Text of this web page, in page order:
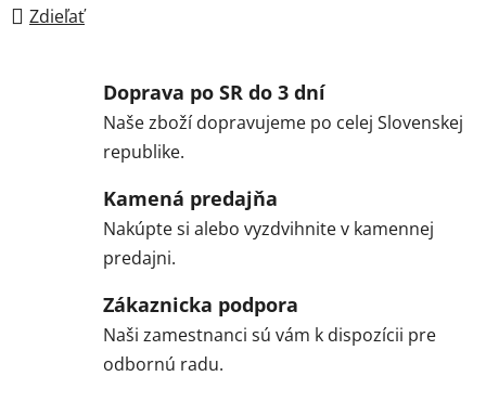
Zdieľať
Doprava po SR do 3 dní
Naše zboží dopravujeme po celej Slovenskej
republike.
Kamená predajňa
Nakúpte si alebo vyzdvihnite v kamennej
predajni.
Zákaznicka podpora
Naši zamestnanci sú vám k dispozícii pre
odbornú radu.